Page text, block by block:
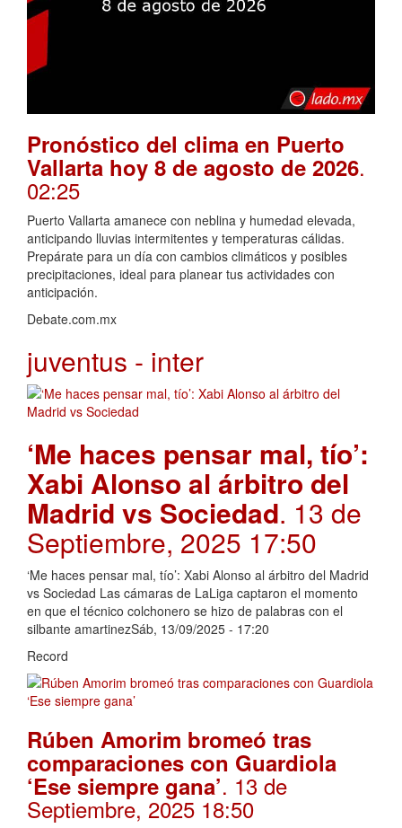
Pronóstico del clima en Puerto
Vallarta hoy 8 de agosto de 2026.
02:25
Puerto Vallarta amanece con neblina y humedad elevada,
anticipando lluvias intermitentes y temperaturas cálidas.
Prepárate para un día con cambios climáticos y posibles
precipitaciones, ideal para planear tus actividades con
anticipación.
Debate.com.mx
juventus - inter
‘Me haces pensar mal, tío’:
Xabi Alonso al árbitro del
Madrid vs Sociedad. 13 de
Septiembre, 2025 17:50
‘Me haces pensar mal, tío’: Xabi Alonso al árbitro del Madrid
vs Sociedad Las cámaras de LaLiga captaron el momento
en que el técnico colchonero se hizo de palabras con el
silbante amartinezSáb, 13/09/2025 - 17:20
Record
Rúben Amorim bromeó tras
comparaciones con Guardiola
‘Ese siempre gana’. 13 de
Septiembre, 2025 18:50